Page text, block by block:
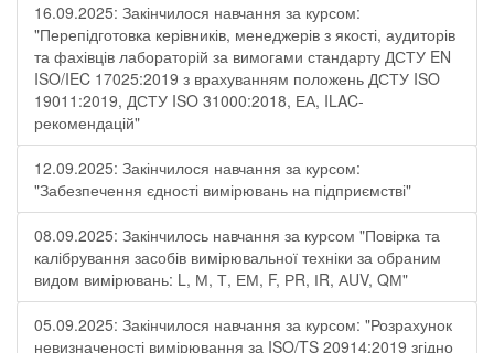
16.09.2025: Закінчилося навчання за курсом:
"Перепідготовка керівників, менеджерів з якості, аудиторів
та фахівців лабораторій за вимогами стандарту ДСТУ EN
ISO/IEC 17025:2019 з врахуванням положень ДСТУ ISO
19011:2019, ДСТУ ISO 31000:2018, ЕА, ILAC-
рекомендацій"
12.09.2025: Закінчилося навчання за курсом:
"Забезпечення єдності вимірювань на підприємстві"
08.09.2025: Закінчилось навчання за курсом "Повірка та
калібрування засобів вимірювальної техніки за обраним
видом вимірювань: L, М, Т, ЕМ, F, РR, ІR, АUV, QМ"
05.09.2025: Закінчилося навчання за курсом: "Розрахунок
невизначеності вимірювання за ISO/TS 20914:2019 згідно